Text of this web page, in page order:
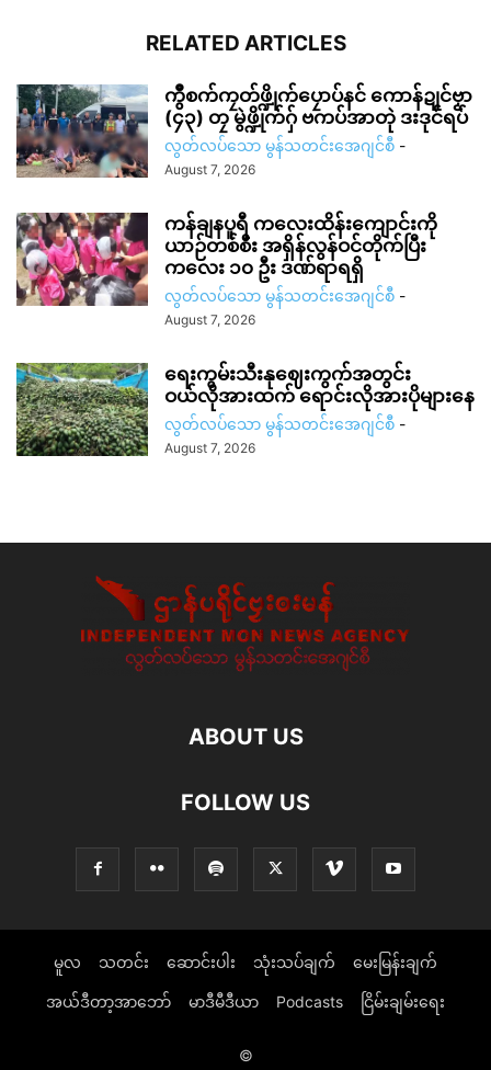
RELATED ARTICLES
ကွဳစက်ကၠတ်ဖ္ဍိုက်ပၠောပ်နင် ကောန်ဍုင်ဗၟာ
(၄၃) တၠ မွဲဖ္ဍိုက်ဂှ် ဗကပ်အာတုဲ ဒးဒုင်ရပ်
လွတ်လပ်သော မွန်သတင်းအေဂျင်စီ -
August 7, 2026
ကန်ချနပူရီ ကလေးထိန်းကျောင်းကို
ယာဉ်တစ်စီး အရှိန်လွန်ဝင်တိုက်ပြီး
ကလေး ၁၀ ဦး ဒဏ်ရာရရှိ
လွတ်လပ်သော မွန်သတင်းအေဂျင်စီ -
August 7, 2026
ရေးကွမ်းသီးနုဈေးကွက်အတွင်း
ဝယ်လိုအားထက် ရောင်းလိုအားပိုများနေ
လွတ်လပ်သော မွန်သတင်းအေဂျင်စီ -
August 7, 2026
ABOUT US
FOLLOW US
မူလ သတင်း ဆောင်းပါး သုံးသပ်ချက် မေးမြန်းချက်
အယ်ဒီတာ့အာဘော် မာဒီမီဒီယာ Podcasts ငြိမ်းချမ်းရေး
©